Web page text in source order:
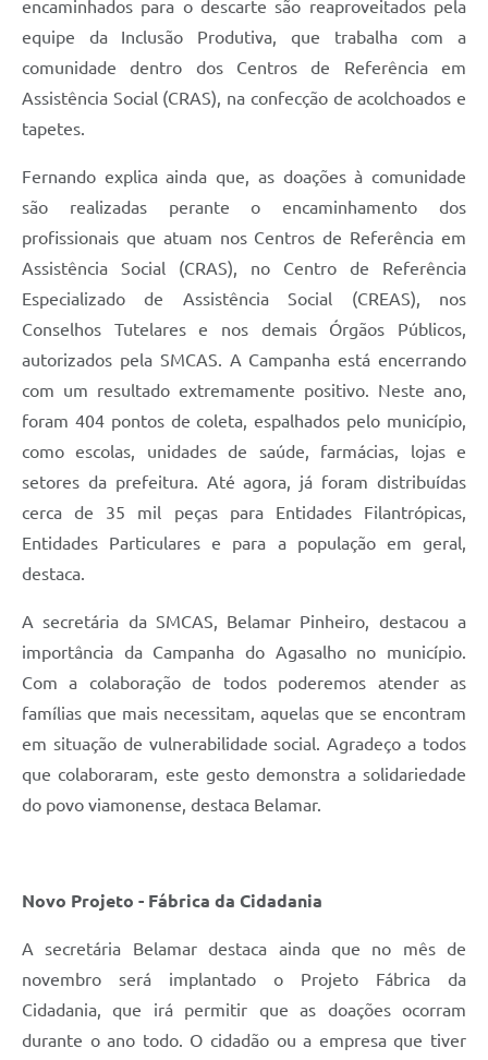
encaminhados para o descarte são reaproveitados pela
equipe da Inclusão Produtiva, que trabalha com a
comunidade dentro dos Centros de Referência em
Assistência Social (CRAS), na confecção de acolchoados e
tapetes.
Fernando explica ainda que, as doações à comunidade
são realizadas perante o encaminhamento dos
profissionais que atuam nos Centros de Referência em
Assistência Social (CRAS), no Centro de Referência
Especializado de Assistência Social (CREAS), nos
Conselhos Tutelares e nos demais Órgãos Públicos,
autorizados pela SMCAS. A Campanha está encerrando
com um resultado extremamente positivo. Neste ano,
foram 404 pontos de coleta, espalhados pelo município,
como escolas, unidades de saúde, farmácias, lojas e
setores da prefeitura. Até agora, já foram distribuídas
cerca de 35 mil peças para Entidades Filantrópicas,
Entidades Particulares e para a população em geral,
destaca.
A secretária da SMCAS, Belamar Pinheiro, destacou a
importância da Campanha do Agasalho no município.
Com a colaboração de todos poderemos atender as
famílias que mais necessitam, aquelas que se encontram
em situação de vulnerabilidade social. Agradeço a todos
que colaboraram, este gesto demonstra a solidariedade
do povo viamonense, destaca Belamar.
Novo Projeto - Fábrica da Cidadania
A secretária Belamar destaca ainda que no mês de
novembro será implantado o Projeto Fábrica da
Cidadania, que irá permitir que as doações ocorram
durante o ano todo. O cidadão ou a empresa que tiver